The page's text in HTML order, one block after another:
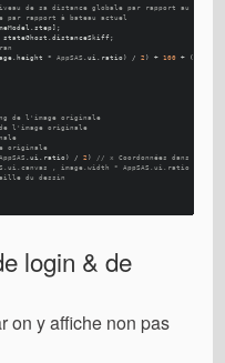
de sa distance globale par rapport au
rapport à bateau actuel
.step];
distanceSkiff ;
height * AppSAS .ui ratio) / 2 ) + 100 +
de l'image originale
l'image originale
originale
AppSAS .ui ratio) / 2 )
// x Coordonnées dans le
, image.width * AppSAS.ui.ratio //
du dessin
login & de
on y affiche non pas